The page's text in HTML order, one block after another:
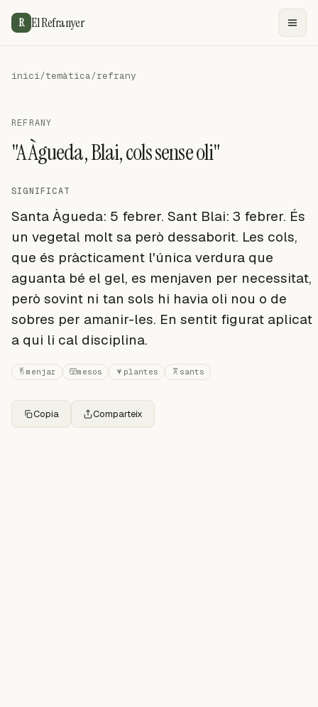
R El Refranyer
inici/temàtica/refrany
REFRANY
"A Àgueda, Blai, cols sense oli"
SIGNIFICAT
Santa Àgueda: 5 febrer. Sant Blai: 3 febrer. És
un vegetal molt sa però dessaborit. Les cols,
que és pràcticament l'única verdura que
aguanta bé el gel, es menjaven per necessitat,
però sovint ni tan sols hi havia oli nou o de
sobres per amanir-les. En sentit figurat aplicat
a qui li cal disciplina.
menjar mesos plantes sants
Copia Comparteix